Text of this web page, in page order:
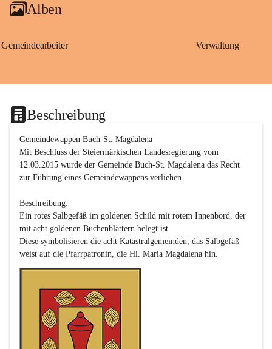
Alben
Gemeindearbeiter Verwaltung
Beschreibung
Gemeindewappen Buch-St. Magdalena
Mit Beschluss der Steiermärkischen Landesregierung vom
12.03.2015 wurde der Gemeinde Buch-St. Magdalena das Recht
zur Führung eines Gemeindewappens verliehen.
Beschreibung:
Ein rotes Salbgefäß im goldenen Schild mit rotem Innenbord, der
mit acht goldenen Buchenblättern belegt ist.
Diese symbolisieren die acht Katastralgemeinden, das Salbgefäß